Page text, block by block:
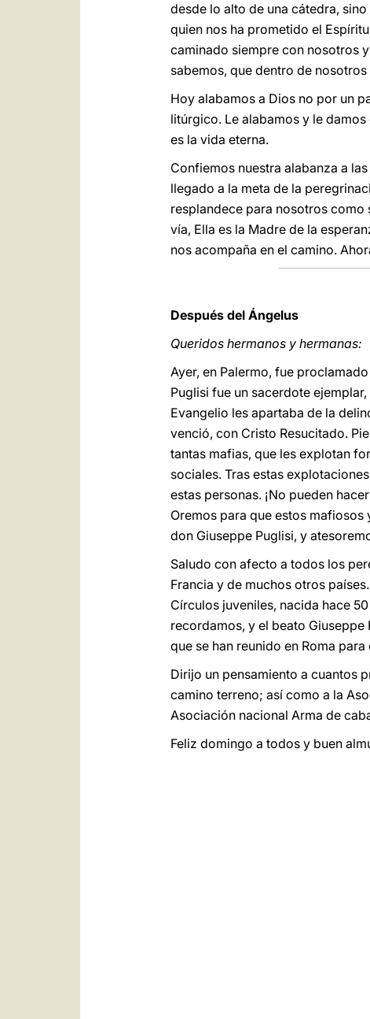
desde lo alto de una cátedra,
quien nos ha prometido el
caminado siempre con nosotros
sabemos, que dentro de
Hoy alabamos a Dios no por un
litúrgico. Le alabamos y le
es la vida eterna.
Confiemos nuestra alabanza a
llegado a la meta de la
resplandece para nosotros como
vía, Ella es la Madre de la
nos acompaña en el camino.
Después del Ángelus
Queridos hermanos y hermanas:
Ayer, en Palermo, fue
Puglisi fue un sacerdote
Evangelio les apartaba de la
venció, con Cristo Resucitado.
tantas mafias, que les explotan
sociales. Tras estas
estas personas. ¡No pueden
Oremos para que estos
don Giuseppe Puglisi, y
Saludo con afecto a todos los
Francia y de muchos otros
Círculos juveniles, nacida hace
recordamos, y el beato
que se han reunido en Roma
Dirijo un pensamiento a cuantos
camino terreno; así como a la
Asociación nacional Arma de
Feliz domingo a todos y buen